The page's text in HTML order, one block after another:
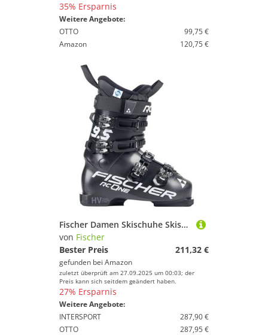
35% Ersparnis
Weitere Angebote:
OTTO
99,75 €
Amazon
120,75 €
Fischer Damen Skischuhe Skistiefel Alpinskischuhe Alpin-Skistiefel Alpinstiefel für Frauen RC One 9.5 - Flex 95 - GripWalk - Allmountain - für Anfänger und fortgeschrittene Fahrer (MP26.5 EU41 1/3)
von Fischer
Bester Preis
211,32 €
gefunden bei Amazon
zuletzt überprüft am 27.09.2025 um 00:03; der
Preis kann sich seitdem geändert haben.
27% Ersparnis
Weitere Angebote:
INTERSPORT
287,90 €
OTTO
287,95 €